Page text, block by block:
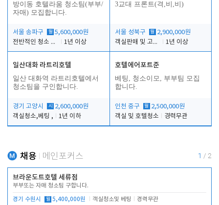
방이동 호텔라움 청소팀(부부/
자매) 모집합니다.
서울 송파구 월 5,600,000원
전반적인 청소 업무(객실청소.객실정리)
1년 이상
3교대 프론트(격,비,비)
서울 성북구 월 2,900,000원
객실판매 및 고객응대
1년 이상
일산대화 라트리호텔
일산 대화역 라트리호텔에서
청소팀을 구인합니다.
경기 고양시 시
2,600,000원
객실청소,베팅 ,
1년 이하
호텔에어포트준
베팅, 청소이모, 부부팀 모집
합니다.
인천 중구 월 2,500,000원
객실 및 호텔청소
경력무관
채용 메인포커스 1 / 2
브라운도트호텔 세류점
부부또는 자매 청소팀 구합니다.
경기 수원시 월 5,400,000원 객실청소및 베팅 경력무관